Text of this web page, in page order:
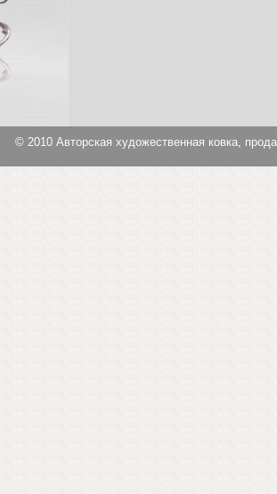
© 2010Авторская художественная ковка,